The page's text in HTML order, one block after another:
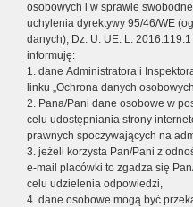
osobowych i w sprawie
uchylenia dyrektywy 95/46/WE
danych), Dz. U. UE. L.
informuję:
1. dane Administratora i
linku „Ochrona danych
2. Pana/Pani dane osobowe w
celu udostępniania strony
prawnych spoczywających na
3. jeżeli korzysta Pan/Pani z
e-mail placówki to zgadza się
celu udzielenia odpowiedzi,
4. dane osobowe mogą być